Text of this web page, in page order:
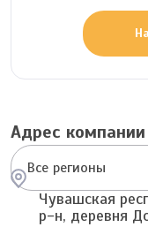
Адрес компании
Все регионы
Чувашская
р-н, деревня